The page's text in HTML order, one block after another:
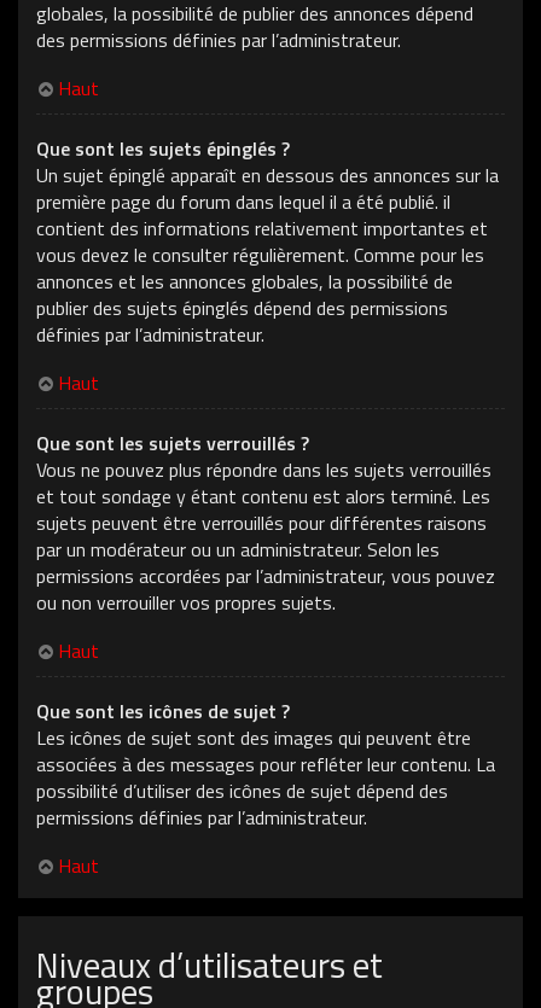
globales, la possibilité de publier des annonces dépend
des permissions définies par l’administrateur.
Haut
Que sont les sujets épinglés ?
Un sujet épinglé apparaît en dessous des annonces sur la
première page du forum dans lequel il a été publié. il
contient des informations relativement importantes et
vous devez le consulter régulièrement. Comme pour les
annonces et les annonces globales, la possibilité de
publier des sujets épinglés dépend des permissions
définies par l’administrateur.
Haut
Que sont les sujets verrouillés ?
Vous ne pouvez plus répondre dans les sujets verrouillés
et tout sondage y étant contenu est alors terminé. Les
sujets peuvent être verrouillés pour différentes raisons
par un modérateur ou un administrateur. Selon les
permissions accordées par l’administrateur, vous pouvez
ou non verrouiller vos propres sujets.
Haut
Que sont les icônes de sujet ?
Les icônes de sujet sont des images qui peuvent être
associées à des messages pour refléter leur contenu. La
possibilité d’utiliser des icônes de sujet dépend des
permissions définies par l’administrateur.
Haut
Niveaux d’utilisateurs et
groupes